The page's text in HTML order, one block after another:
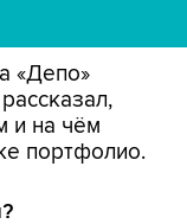
«Депо»
и на чём
портфолио.